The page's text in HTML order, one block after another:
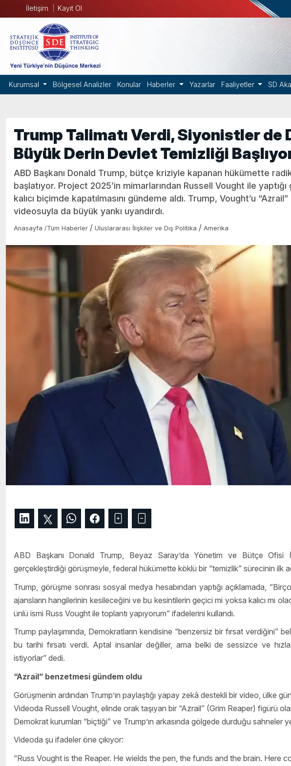
İletişim Kayıt Ol
Kurumsal Bölgesel Analizler Konular Haberler Yazarlar Faaliyetler SD
Trump Talimatı Verdi, Siyonistler de
Büyük Derin Devlet Temizliği
ABD Başkanı Donald Trump, bütçe kriziyle kapanan hükümette
başlatıyor. Project 2025’in mimarlarından Russell Vought ile
kalıcı biçimde kapatılmasını gündeme aldı. Trump, Vought’u
videosuyla da büyük yankı uyandırdı.
Anasayfa /Tüm Haberler / Uluslararası İlişkiler ve Dış Politika / Amerika
ABD Başkanı Donald Trump, Beyaz Saray’da Yönetim ve Bütçe Ofisi
gerçekleştirdiği görüşmeyle, federal hükümette köklü bir “temizlik” sürecinin ilk
Trump, görüşme sonrası sosyal medya hesabından yaptığı açıklamada,
ajansların hangilerinin kesileceğini ve bu kesintilerin geçici mi yoksa kalıcı mı
ünlü ismi Russ Vought ile toplantı yapıyorum” ifadelerini kullandı.
Trump paylaşımında, Demokratların kendisine “benzersiz bir fırsat verdiğini”
bu tarihi fırsatı verdi. Aptal insanlar değiller, ama belki de sessizce ve
istiyorlar” dedi.
“Azrail” benzetmesi gündem oldu
Görüşmenin ardından Trump’ın paylaştığı yapay zekâ destekli bir video, ülke
Videoda Russell Vought, elinde orak taşıyan bir “Azrail” (Grim Reaper) figürü
Demokrat kurumları “biçtiği” ve Trump’ın arkasında gölgede durduğu sahneler
Videoda şu ifadeler öne çıkıyor:
“Russ Vought is the Reaper. He wields the pen, the funds and the brain. Here